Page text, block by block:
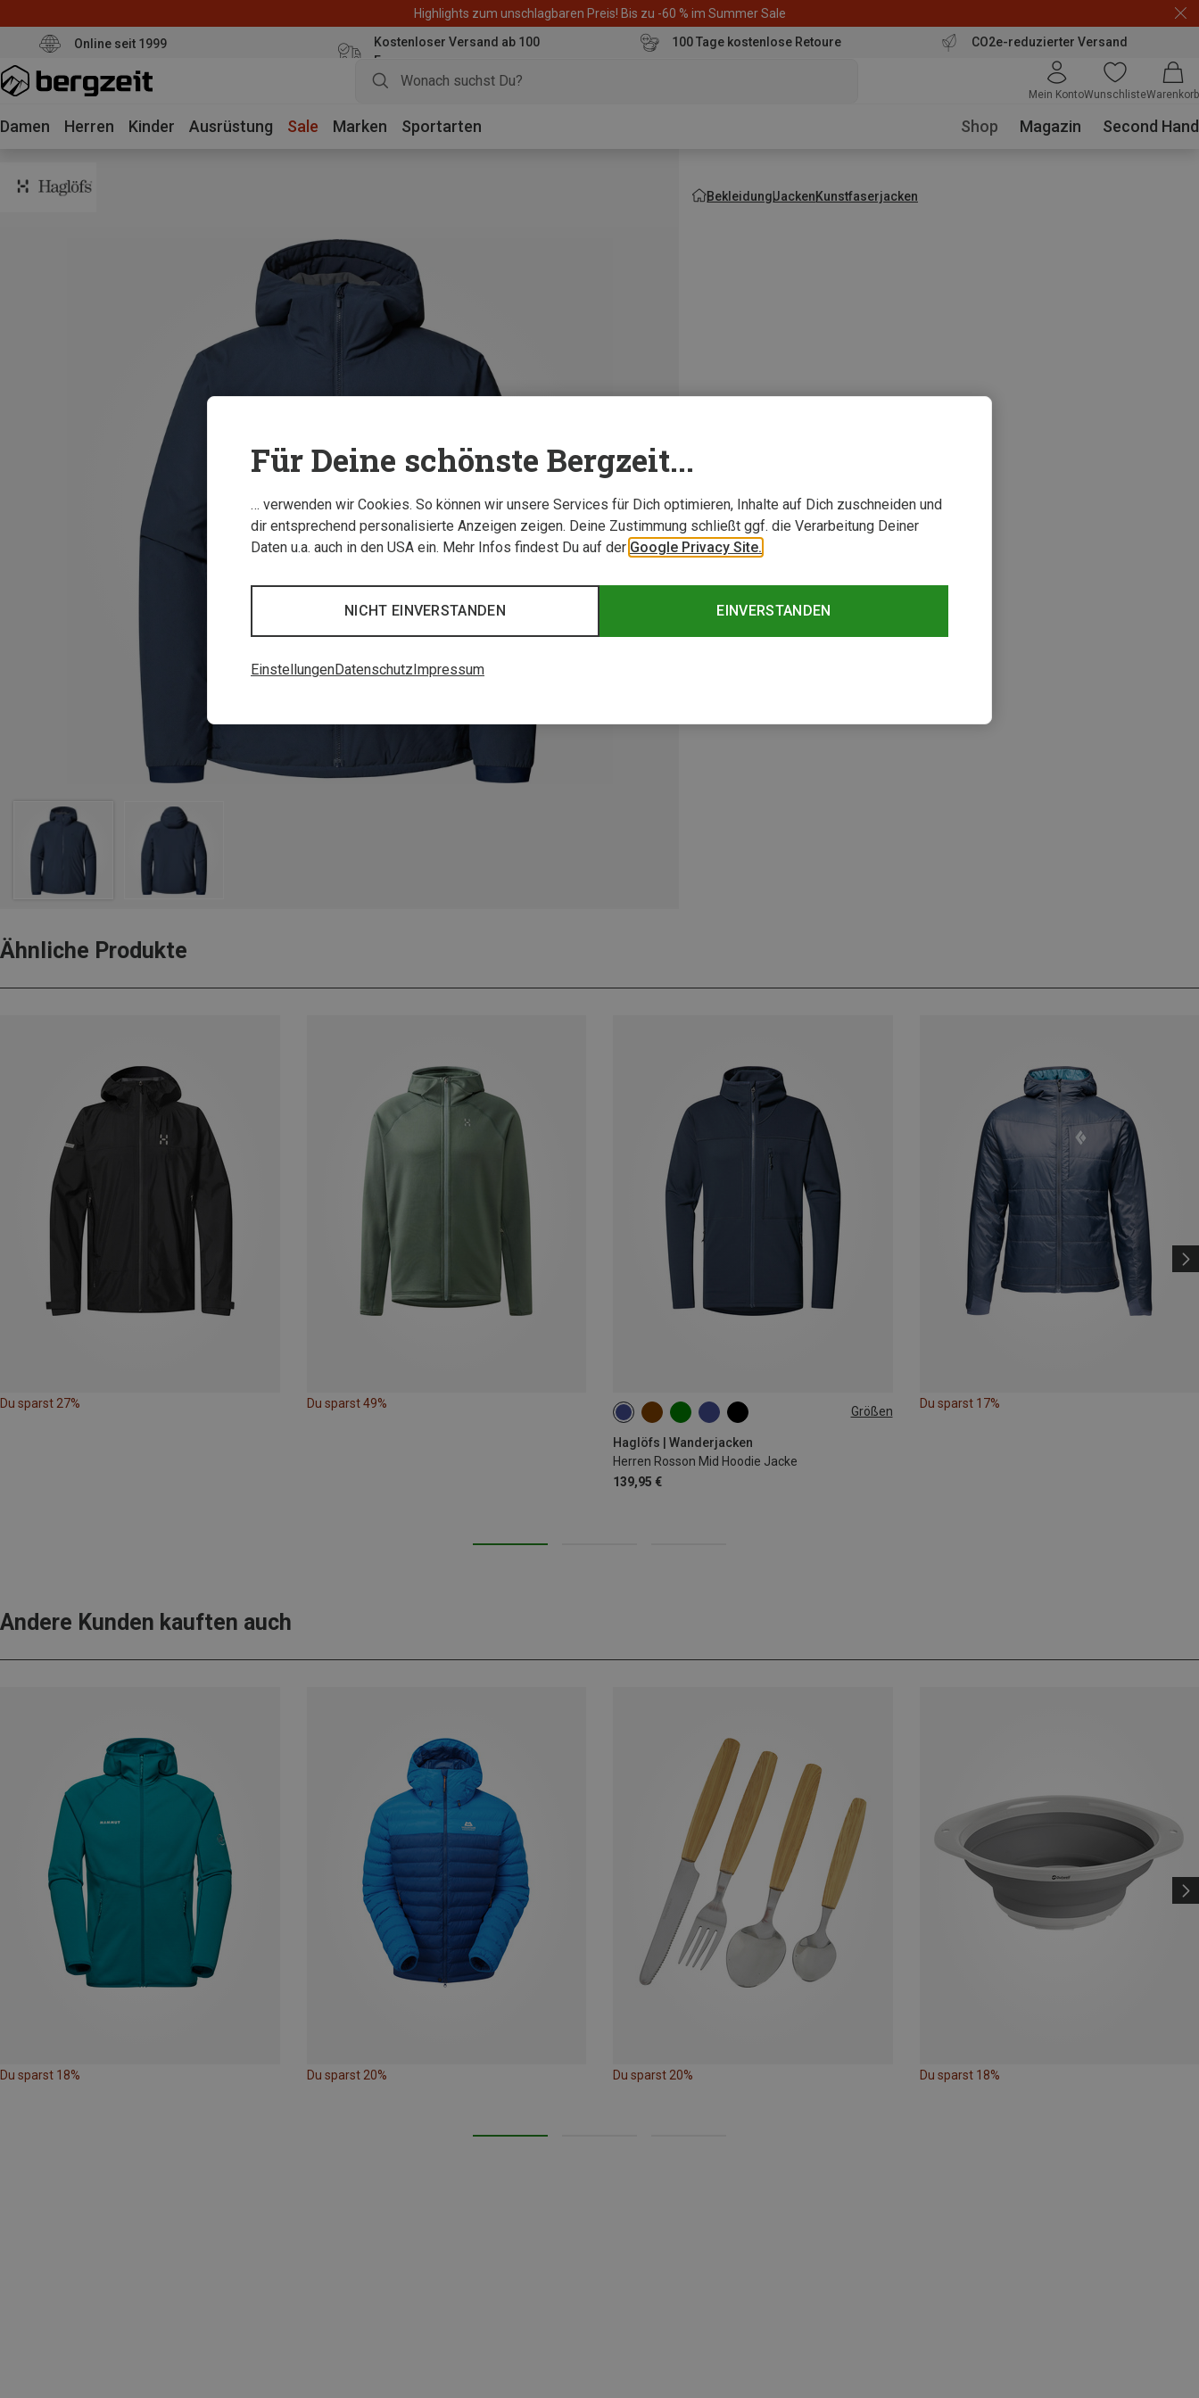
Highlights zum unschlagbaren Preis! Bis zu -60 % im Summer Sale
Online seit 1999
Kostenloser Versand ab 100
Euro
100 Tage kostenlose Retoure CO2e-reduzierter Versand
Mein KontoWunschlisteWarenkorb
Damen Herren Kinder Ausrüstung Sale Marken Sportarten Shop Magazin Second Hand
BekleidungJackenKunstfaserjacken
Ähnliche Produkte
Du sparst 27% Du sparst 49%
Größen
Haglöfs | Wanderjacken
Herren Rosson Mid Hoodie Jacke
139,95 €
S M L XL
Du sparst 17%
Andere Kunden kauften auch
Du sparst 18% Du sparst 20% Du sparst 20% Du sparst 18%
Für Deine schönste Bergzeit...
… verwenden wir Cookies. So können wir unsere Services für Dich optimieren, Inhalte auf Dich zuschneiden und
dir entsprechend personalisierte Anzeigen zeigen. Deine Zustimmung schließt ggf. die Verarbeitung Deiner
Daten u.a. auch in den USA ein. Mehr Infos findest Du auf der Google Privacy Site.
EINVERSTANDEN
NICHT EINVERSTANDEN
EinstellungenDatenschutzImpressum